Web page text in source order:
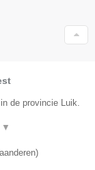
de provincie Luik.
▼
)